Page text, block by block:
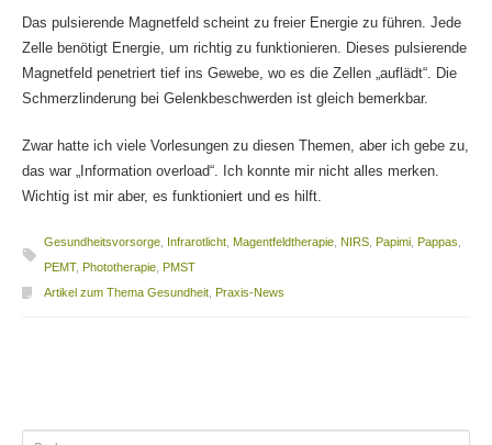
Das pulsierende Magnetfeld scheint zu freier Energie zu führen. Jede
Zelle benötigt Energie, um richtig zu funktionieren. Dieses pulsierende
Magnetfeld penetriert tief ins Gewebe, wo es die Zellen „auflädt“. Die
Schmerzlinderung bei Gelenkbeschwerden ist gleich bemerkbar.
Zwar hatte ich viele Vorlesungen zu diesen Themen, aber ich gebe zu,
das war „Information overload“. Ich konnte mir nicht alles merken.
Wichtig ist mir aber, es funktioniert und es hilft.
Gesundheitsvorsorge, Infrarotlicht, Magentfeldtherapie, NIRS, Papimi, Pappas,
PEMT, Phototherapie, PMST
Artikel zum Thema Gesundheit, Praxis-News
Suche